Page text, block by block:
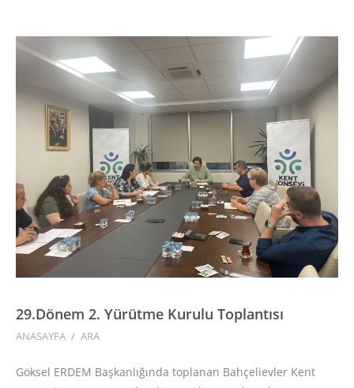
29.Dönem 2. Yürütme Kurulu Toplantısı
ANASAYFA / ARA
Göksel ERDEM Başkanlığında toplanan Bahçelievler Kent